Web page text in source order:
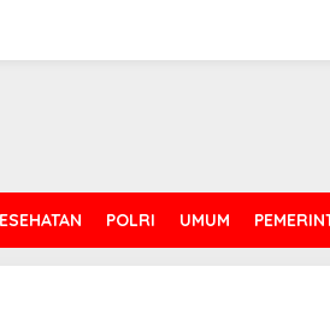
POLRI UMUM